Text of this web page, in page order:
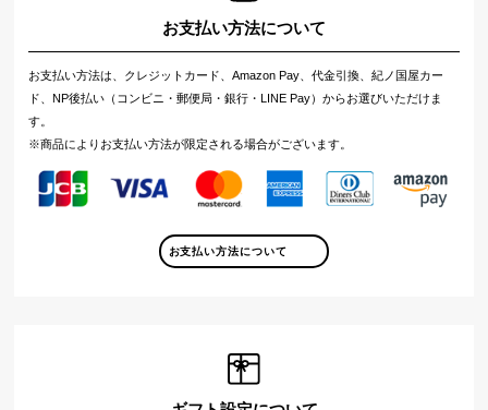
お支払い方法について
お支払い方法は、クレジットカード、Amazon Pay、代金引換、紀ノ国屋カー
ド、NP後払い（コンビニ・郵便局・銀行・LINE Pay）からお選びいただけま
す。
※商品によりお支払い方法が限定される場合がございます。
お支払い方法について